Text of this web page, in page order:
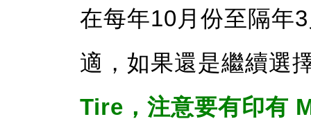
在每年10月份至隔年
適 ，如果還是繼續選
Tire，注意要有印有